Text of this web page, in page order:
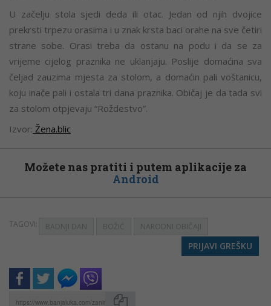
U začelju stola sjedi deda ili otac. Jedan od njih dvojice
prekrsti trpezu orasima i u znak krsta baci orahe na sve četiri
strane sobe. Orasi treba da ostanu na podu i da se za
vrijeme cijelog praznika ne uklanjaju. Poslije domaćina sva
čeljad zauzima mjesta za stolom, a domaćin pali voštanicu,
koju inače pali i ostala tri dana praznika. Običaj je da tada svi
za stolom otpjevaju “Roždestvo”.
Izvor: Žena.blic
Možete nas pratiti i putem aplikacije za
Android
TAGOVI: BADNJI DAN BOŽIĆ NARODNI OBIČAJI
PRIJAVI GREŠKU